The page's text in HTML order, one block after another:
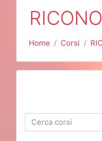
Home Corsi
Cerca corsi